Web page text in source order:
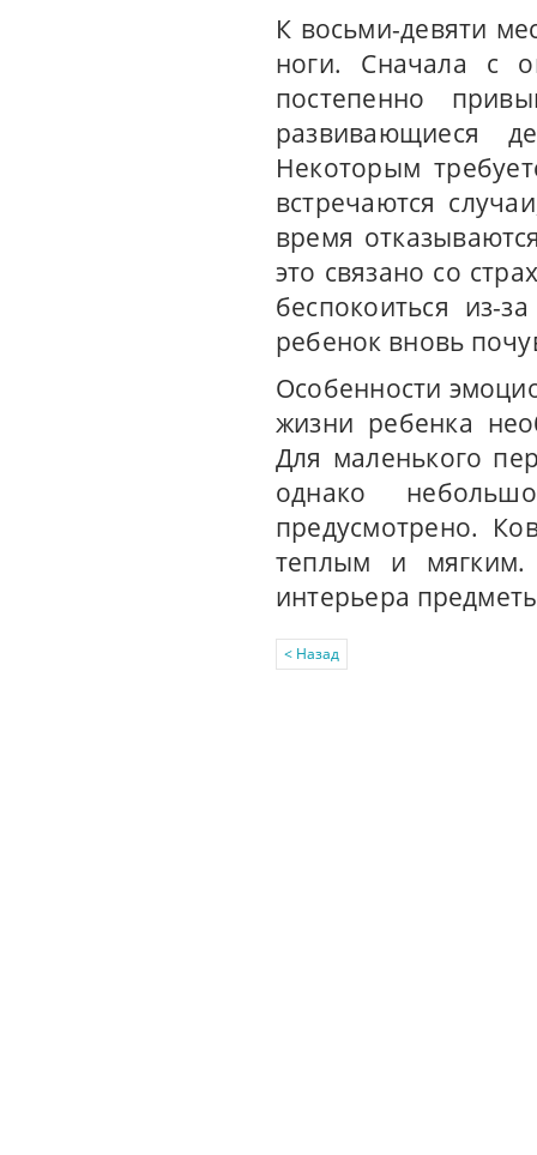
К восьми-девяти
ноги. Сначала с
постепенно
развивающиеся
Некоторым
встречаются
время
это связано со
беспокоиться из-
ребенок вновь
Особенности
жизни ребенка
Для маленького
однако
предусмотрено.
теплым и мягким.
интерьера
< Назад